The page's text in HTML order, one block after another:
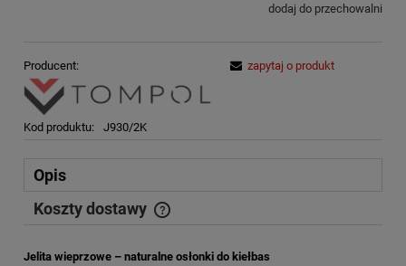
dodaj do przechowalni
Producent:
Kod produktu: J930/2K
zapytaj o produkt
Opis
Koszty dostawy
Cena nie zawiera ewentualnych kosztów płatności
Jelita wieprzowe – naturalne osłonki do kiełbas